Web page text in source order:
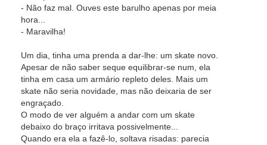
- Não faz mal. Ouves este barulho apenas por meia
hora...
- Maravilha!
Um dia, tinha uma prenda a dar-lhe: um skate novo.
Apesar de não saber seque equilibrar-se num, ela
tinha em casa um armário repleto deles. Mais um
skate não seria novidade, mas não deixaria de ser
engraçado.
O modo de ver alguém a andar com um skate
debaixo do braço irritava possivelmente...
Quando era ela a fazê-lo, soltava risadas: parecia